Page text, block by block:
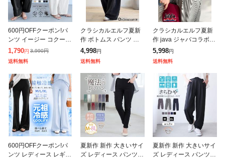
600円OFFクーポン!パ
ンツ イージー コクーン
パンツ レディース ボト
ム 速乾 UVカット パン
ツ カーブパンツ ワイド
パン
1,790円 3,990円
送料無料
クラシカルエルフ夏新
作 ボトムス パンツ レ
ディース カーブパンツ
ワイドパンツ サッカー
素材 涼やか リラックス
ストレスフリ
4,998円
送料無料
クラシカルエルフ夏新
作 java ジャバコラボ ボ
トムス パンツ レディー
ス ヒッコリータック デ
ザイン ボリュームパン
ツ ス
5,998円
送料無料
600円OFFクーポン!パ
ンツ レディース レギン
夏新作 新作 大きいサイ
ズ レディース パンツ |
夏新作 新作 大きいサイ
ズ レディース パンツ |